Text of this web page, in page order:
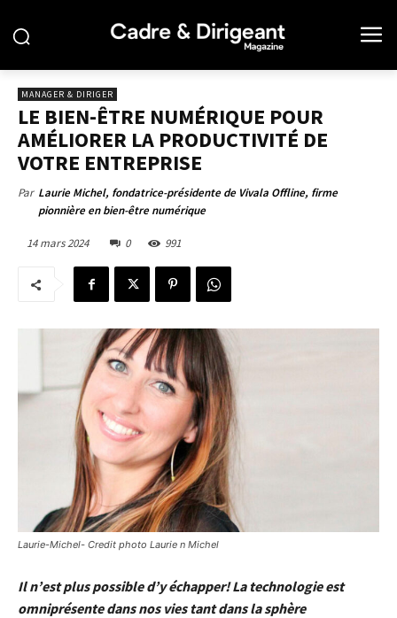
MANAGER & DIRIGER
LE BIEN-ÊTRE NUMÉRIQUE POUR
AMÉLIORER LA PRODUCTIVITÉ DE
VOTRE ENTREPRISE
Par Laurie Michel, fondatrice-présidente de Vivala Offline, firme
pionnière en bien-être numérique
14 mars 2024 0 991
Laurie-Michel- Credit photo Laurie n Michel
Il n’est plus possible d’y échapper! La technologie est
omniprésente dans nos vies tant dans la sphère